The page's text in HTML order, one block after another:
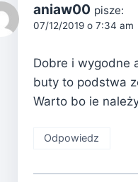
aniaw00 pisze:
07/12/2019 o 7:34 am
Dobre i wygodne
buty to podstwa
Warto bo ie
Odpowiedz